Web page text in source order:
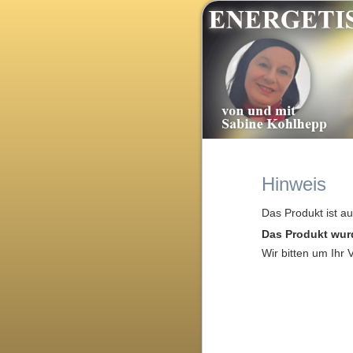
Hinweis
Das Produkt ist
Das Produkt
Wir bitten um Ihr